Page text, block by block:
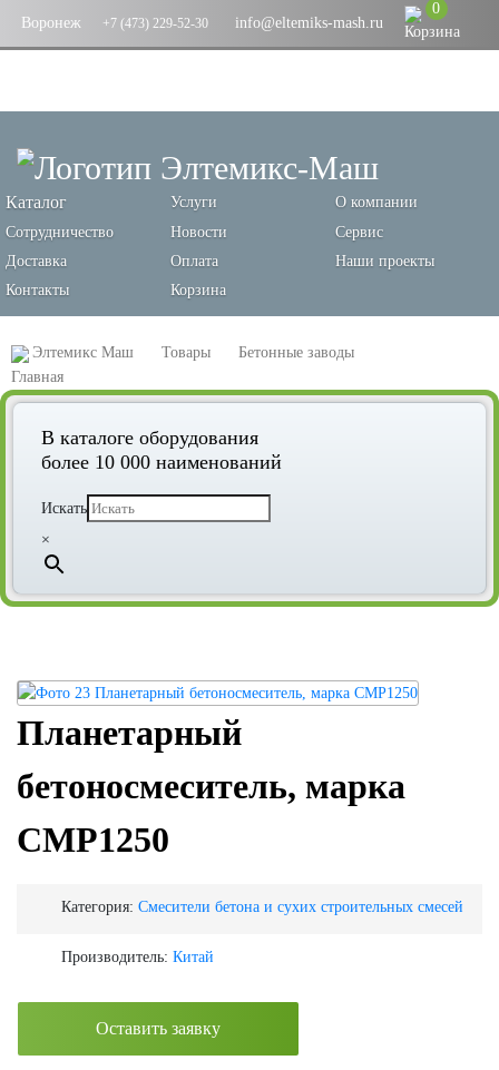
Воронеж +7 (473) 229-52-30 info@eltemiks-mash.ru
0
Каталог Услуги
О компании
Сотрудничество
Новости
Сервис
Доставка
Оплата
Наши проекты
Контакты
Корзина
Элтемикс Маш Товары Бетонные заводы
Смесители бетона и сухих строительных смесей
Планетарный бетоносмеситель, марка CMP1250
В каталоге оборудования
более 10 000 наименований
Искать
×
Планетарный
бетоносмеситель, марка
CMP1250
Категория: Смесители бетона и сухих строительных смесей
Производитель: Китай
Оставить заявку